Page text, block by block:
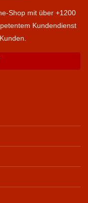
Shop mit über +1200
Kundendienst